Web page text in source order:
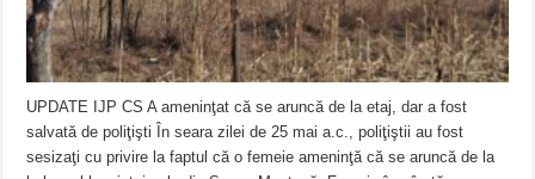
UPDATE IJP CS A ameninţat că se aruncă de la etaj, dar a fost
salvată de poliţişti În seara zilei de 25 mai a.c., poliţiştii au fost
sesizaţi cu privire la faptul că o femeie ameninţă că se aruncă de la